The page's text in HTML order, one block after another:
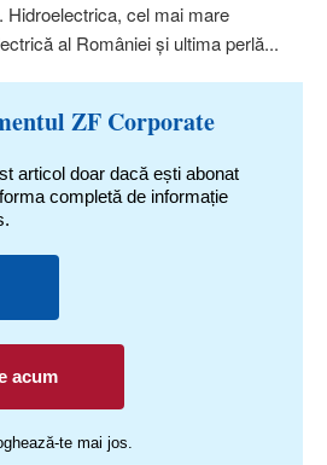
Hidroelectrica, cel mai mare
al României şi ultima perlă...
ZF Corporate
articol doar dacă ești abonat
completă de informație
acum
te mai jos.